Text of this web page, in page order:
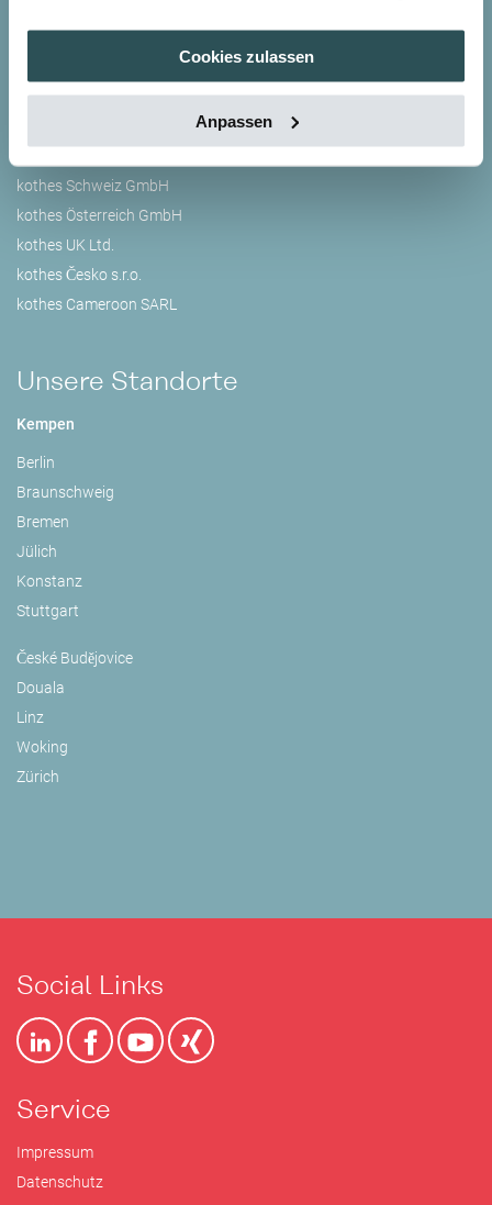
Cookies zulassen
Anpassen
P: +49 2152 8942-0
Unsere Gesellschaften
kothes Schweiz GmbH
kothes Österreich GmbH
kothes UK Ltd.
kothes Česko s.r.o.
kothes Cameroon SARL
Unsere Standorte
Kempen
Berlin
Braunschweig
Bremen
Jülich
Konstanz
Stuttgart
České Budějovice
Douala
Linz
Woking
Zürich
Social Links
Service
Impressum
Datenschutz